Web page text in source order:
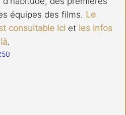
équipes des films. Le
consultable ici et les infos
.